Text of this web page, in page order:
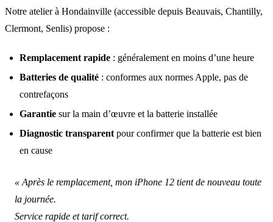
Notre atelier à Hondainville (accessible depuis Beauvais, Chantilly,
Clermont, Senlis) propose :
Remplacement rapide : généralement en moins d’une heure
Batteries de qualité : conformes aux normes Apple, pas de
contrefaçons
Garantie sur la main d’œuvre et la batterie installée
Diagnostic transparent pour confirmer que la batterie est bien
en cause
« Après le remplacement, mon iPhone 12 tient de nouveau toute
la journée.
Service rapide et tarif correct.